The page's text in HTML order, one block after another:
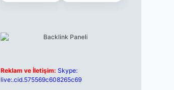
Reklam ve İletişim: Skype:
live:.cid.575569c608265c69